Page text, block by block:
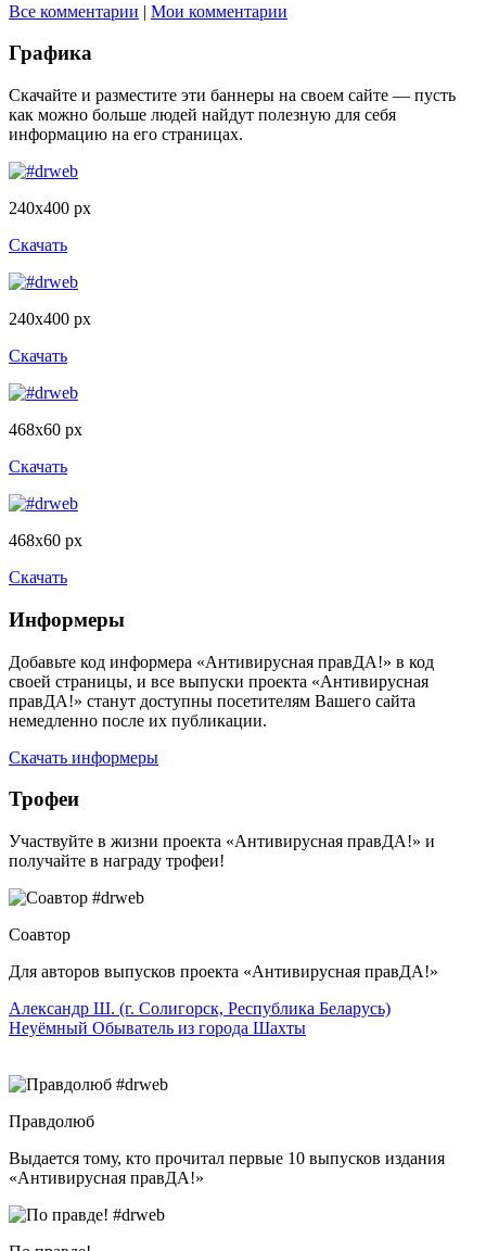
Все комментарии | Мои комментарии
Графика
Скачайте и разместите эти баннеры на своем сайте — пусть
как можно больше людей найдут полезную для себя
информацию на его страницах.
240x400 px
Скачать
240x400 px
Скачать
468x60 px
Скачать
468x60 px
Скачать
Информеры
Добавьте код информера «Антивирусная правДА!» в код
своей страницы, и все выпуски проекта «Антивирусная
правДА!» станут доступны посетителям Вашего сайта
немедленно после их публикации.
Скачать информеры
Трофеи
Участвуйте в жизни проекта «Антивирусная правДА!» и
получайте в награду трофеи!
Соавтор
Для авторов выпусков проекта «Антивирусная правДА!»
Александр Ш. (г. Солигорск, Республика Беларусь)
Неуёмный Обыватель из города Шахты
Правдолюб
Выдается тому, кто прочитал первые 10 выпусков издания
«Антивирусная правДА!»